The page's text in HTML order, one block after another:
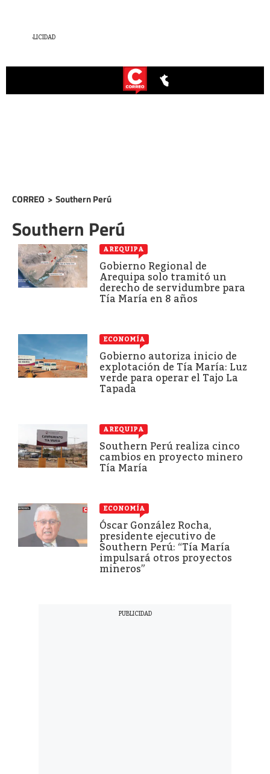
CORREO > Southern Perú
Southern Perú
AREQUIPA
Gobierno Regional de
Arequipa solo tramitó un
derecho de servidumbre para
Tía María en 8 años
ECONOMÍA
Gobierno autoriza inicio de
explotación de Tía María: Luz
verde para operar el Tajo La
Tapada
AREQUIPA
Southern Perú realiza cinco
cambios en proyecto minero
Tía María
ECONOMÍA
Óscar González Rocha,
presidente ejecutivo de
Southern Perú: “Tía María
impulsará otros proyectos
mineros”